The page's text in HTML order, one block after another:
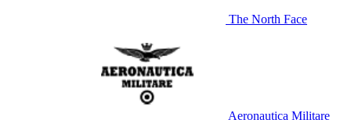
The North Face
Aeronautica Militare